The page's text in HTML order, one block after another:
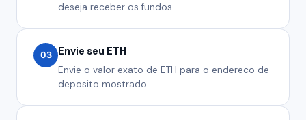
deseja receber os fundos.
03 Envie seu ETH
Envie o valor exato de ETH para o endereco de
deposito mostrado.